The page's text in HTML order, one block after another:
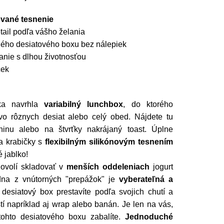
tesnenie
podľa vášho želania
desiatového boxu bez nálepiek
s dlhou životnosťou
navrhlavariabilný lunchbox, do ktorého
rôznych desiat alebo celý obed. Nájdete tu
alebo na štvrťky nakrájaný toast. Úplne
krabičky sflexibilným silikónovým tesnením
jablko!
skladovať v menších oddeleniach jogurt
z vnútorných "prepážok" je vyberateľná a
box prestavíte podľa svojich chutí a
napríklad aj wrap alebo banán. Je len na vás,
desiatového boxu zabalíte. Jednoduché